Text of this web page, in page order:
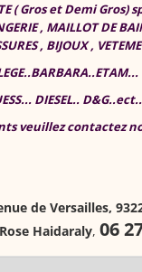
( Gros et Demi
, MAILLOT DE
, BIJOUX ,
DIESEL..
veuillez contactez
de Versailles,
Rose Haidaraly, 06